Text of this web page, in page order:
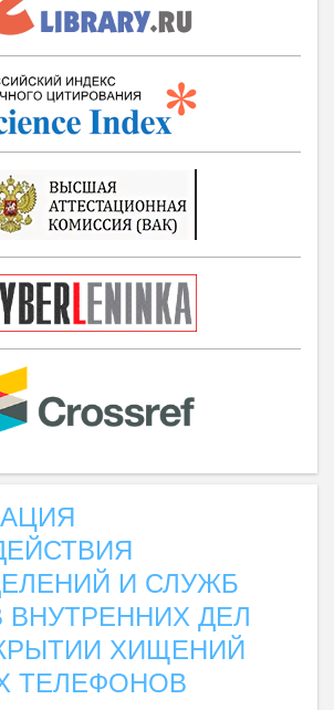
И СЛУЖБ
ВНУТРЕННИХ ДЕЛ
ХИЩЕНИЙ
ТЕЛЕФОНОВ